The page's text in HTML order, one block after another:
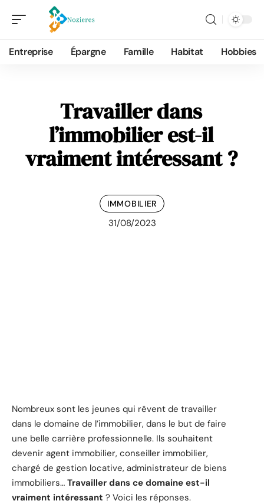
Entreprise Épargne Famille Habitat Hobbies
Travailler dans
l’immobilier est-il
vraiment intéressant ?
IMMOBILIER
31/08/2023
Nombreux sont les jeunes qui rêvent de travailler
dans le domaine de l’immobilier, dans le but de faire
une belle carrière professionnelle. Ils souhaitent
devenir agent immobilier, conseiller immobilier,
chargé de gestion locative, administrateur de biens
immobiliers… Travailler dans ce domaine est-il
vraiment intéressant ? Voici les réponses.